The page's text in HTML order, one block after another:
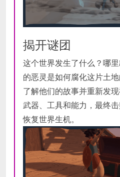
揭开谜团
这个世界发生了什么？哪
的恶灵是如何腐化这片土
了解他们的故事并重新发
武器、工具和能力，最终
恢复世界生机。